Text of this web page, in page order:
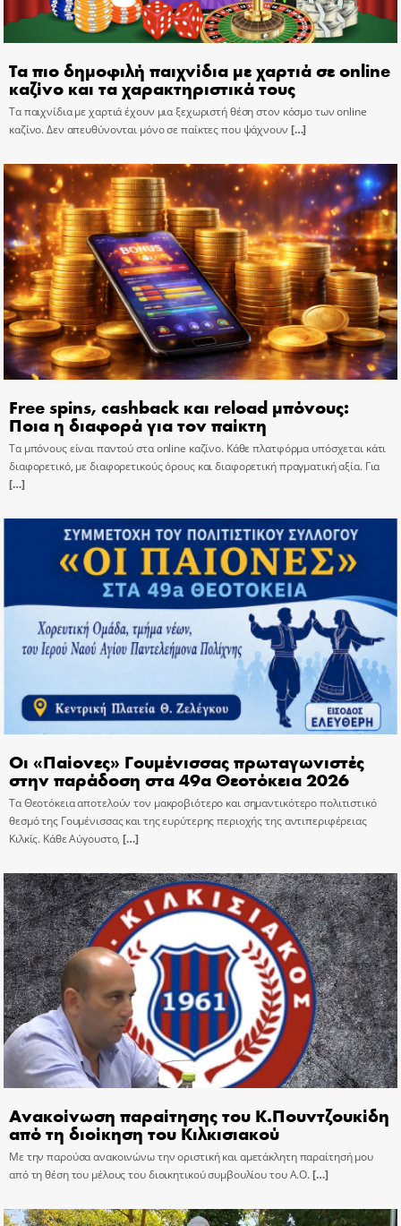
Τα πιο δημοφιλή παιχνίδια με χαρτιά σε online
καζίνο και τα χαρακτηριστικά τους
Τα παιχνίδια με χαρτιά έχουν μια ξεχωριστή θέση στον κόσμο των online
καζίνο. Δεν απευθύνονται μόνο σε παίκτες που ψάχνουν […]
Free spins, cashback και reload μπόνους:
Ποια η διαφορά για τον παίκτη
Τα μπόνους είναι παντού στα online καζίνο. Κάθε πλατφόρμα υπόσχεται κάτι
διαφορετικό, με διαφορετικούς όρους και διαφορετική πραγματική αξία. Για
[…]
Οι «Παίονες» Γουμένισσας πρωταγωνιστές
στην παράδοση στα 49α Θεοτόκεια 2026
Τα Θεοτόκεια αποτελούν τον μακροβιότερο και σημαντικότερο πολιτιστικό
θεσμό της Γουμένισσας και της ευρύτερης περιοχής της αντιπεριφέρειας
Κιλκίς. Κάθε Αύγουστο, […]
Ανακοίνωση παραίτησης του Κ.Πουντζουκίδη
από τη διοίκηση του Κιλκισιακού
Με την παρούσα ανακοινώνω την οριστική και αμετάκλητη παραίτησή μου
από τη θέση του μέλους του διοικητικού συμβουλίου του Α.Ο.[…]